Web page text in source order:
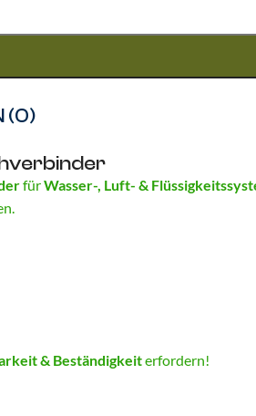
(0)
fürWasser-, Luft- &
& Beständigkeiterfordern!